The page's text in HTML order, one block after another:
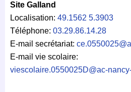
Site Galland
Localisation: 49.1562 5.3903
Téléphone: 03.29.86.14.28
E-mail secrétariat:
E-mail vie scolaire:
viescolaire.0550025D@ac-